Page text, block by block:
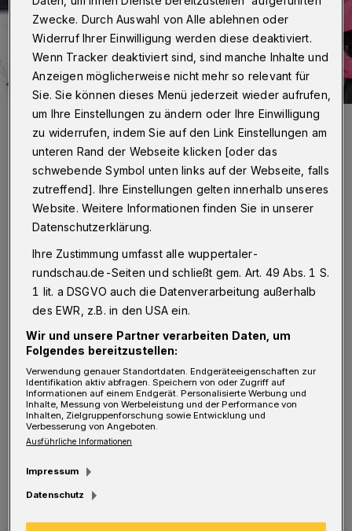
Mitarbeiterin Inge Bruchmann und ein Teil des Sortiments.
Foto: Diakonie Wuppertal
D
ie Hosen hängen farblich sortiert am
Kleiderständer. Nebenan haben
ungezählte Hemden ihren Platz gefunden. Und
auch Kundinnen, die auf der Suche nach einem
erschwinglichen Abendkleid oder einem
Freizeit-Outfit sind, haben die Qual der Wahl.
„Das Sortiment ist jetzt komplett“, sagt
Marion Grünhage (Geschäftsführerin der
„Diakonie Wuppertal – Soziale Teilhabe“) mit
Blick auf das große Ladenlokal am Hofkamp.
Im März hatte die Diakonie am neuen Standort
die Eröffnung des Sozialkaufhaues gefeiert.
Vor allem Geschirr, Töpfe, Kleinmöbel und
Zwecke. Durch Auswahl von Alle ablehnen oder
Widerruf Ihrer Einwilligung werden diese deaktiviert.
Wenn Tracker deaktiviert sind, sind manche Inhalte und
Anzeigen möglicherweise nicht mehr so relevant für
Sie. Sie können dieses Menü jederzeit wieder aufrufen,
um Ihre Einstellungen zu ändern oder Ihre Einwilligung
zu widerrufen, indem Sie auf den Link Einstellungen am
unteren Rand der Webseite klicken [oder das
schwebende Symbol unten links auf der Webseite, falls
zutreffend]. Ihre Einstellungen gelten innerhalb unseres
Website. Weitere Informationen finden Sie in unserer
Datenschutzerklärung.
Ihre Zustimmung umfasst alle wuppertaler-
rundschau.de-Seiten und schließt gem. Art. 49 Abs. 1 S.
1 lit. a DSGVO auch die Datenverarbeitung außerhalb
des EWR, z.B. in den USA ein.
Wir und unsere Partner verarbeiten Daten, um
Folgendes bereitzustellen:
Verwendung genauer Standortdaten. Endgeräteeigenschaften zur
Identifikation aktiv abfragen. Speichern von oder Zugriff auf
Informationen auf einem Endgerät. Personalisierte Werbung und
Inhalte, Messung von Werbeleistung und der Performance von
Inhalten, Zielgruppenforschung sowie Entwicklung und
Verbesserung von Angeboten.
Ausführliche Informationen
Impressum
Datenschutz